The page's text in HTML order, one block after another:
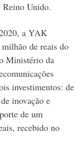
Reino Unido.
a YAK
de reais do
Ministério da
investimentos: de
inovação e
de um
recebido no